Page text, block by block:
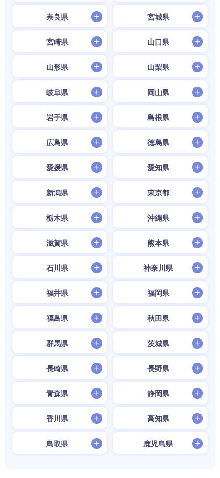
奈良県 宮城県
宮崎県 山口県
山形県 山梨県
岐阜県 岡山県
岩手県 島根県
広島県 徳島県
愛媛県 愛知県
新潟県 東京都
栃木県 沖縄県
滋賀県 熊本県
石川県 神奈川県
福井県 福岡県
福島県 秋田県
群馬県 茨城県
長崎県 長野県
青森県 静岡県
香川県 高知県
鳥取県 鹿児島県